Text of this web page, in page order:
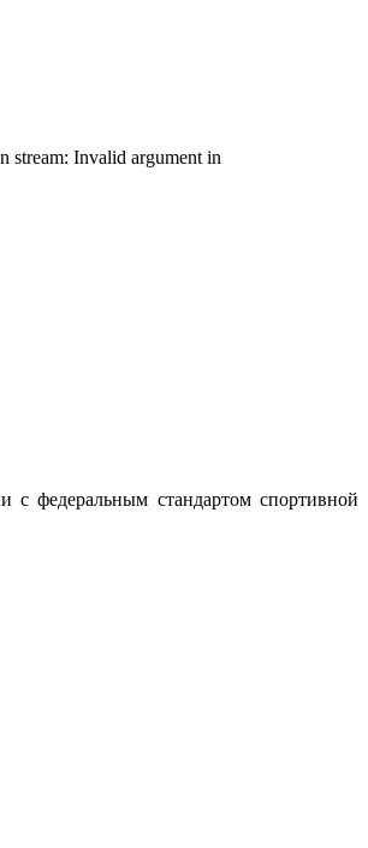
stream: Invalid argument in
с федеральным стандартом спортивной